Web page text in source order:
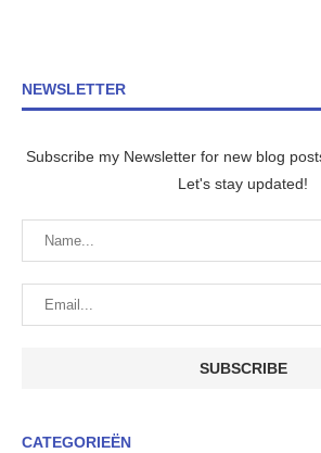
NEWSLETTER
Subscribe my Newsletter for new blog
Let's stay updated!
CATEGORIEËN